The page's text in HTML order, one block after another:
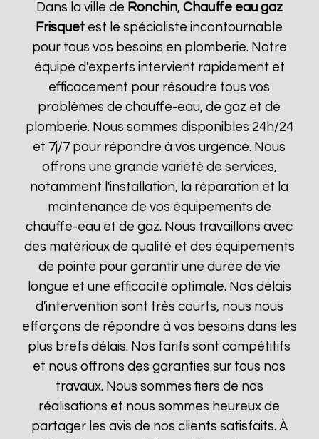
Dans la ville de Ronchin, Chauffe eau gaz
Frisquet est le spécialiste incontournable
pour tous vos besoins en plomberie. Notre
équipe d'experts intervient rapidement et
efficacement pour résoudre tous vos
problèmes de chauffe-eau, de gaz et de
plomberie. Nous sommes disponibles 24h/24
et 7j/7 pour répondre à vos urgence. Nous
offrons une grande variété de services,
notamment l'installation, la réparation et la
maintenance de vos équipements de
chauffe-eau et de gaz. Nous travaillons avec
des matériaux de qualité et des équipements
de pointe pour garantir une durée de vie
longue et une efficacité optimale. Nos délais
d'intervention sont très courts, nous nous
efforçons de répondre à vos besoins dans les
plus brefs délais. Nos tarifs sont compétitifs
et nous offrons des garanties sur tous nos
travaux. Nous sommes fiers de nos
réalisations et nous sommes heureux de
partager les avis de nos clients satisfaits. À